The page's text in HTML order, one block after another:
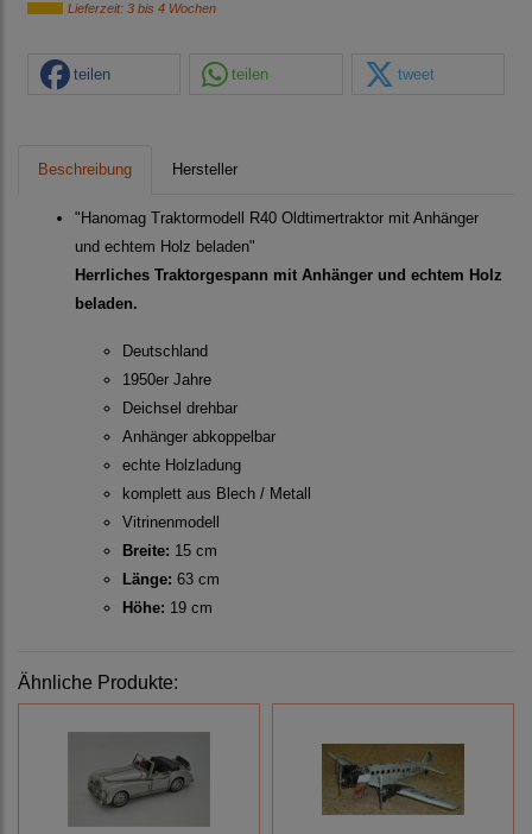
Lieferzeit: 3 bis 4 Wochen
teilen teilen tweet
Beschreibung Hersteller
"Hanomag Traktormodell R40 Oldtimertraktor mit Anhänger
und echtem Holz beladen"
Herrliches Traktorgespann mit Anhänger und echtem Holz
beladen.
Deutschland
1950er Jahre
Deichsel drehbar
Anhänger abkoppelbar
echte Holzladung
komplett aus Blech / Metall
Vitrinenmodell
Breite: 15 cm
Länge: 63 cm
Höhe: 19 cm
Ähnliche Produkte: